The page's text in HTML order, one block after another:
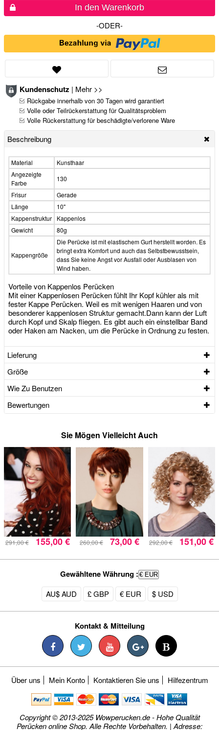
In den Warenkorb
-ODER-
Kundenschutz | Mehr >>
Rückgabe innerhalb von 30 Tagen wird garantiert
Volle oder Teilrückerstattung für Qualitätsproblem
Volle Rückerstattung für beschädigte/verlorene Ware
Beschreibung
Material
Kunsthaar
Angezeigte
Farbe
130
Frisur
Gerade
Länge
10"
Kappenstruktur
Kappenlos
Gewicht
80g
Kappengröße
Die Perücke ist mit elastischem Gurt herstellt worden. Es
bringt extra Komfort und auch das Selbstbewusstsein,
dass Sie keine Angst vor Ausfall oder Ausblasen von
Wind haben.
Vorteile von Kappenlos Perücken
Mit einer Kappenlosen Perücken fühlt Ihr Kopf kühler als mit
fester Kappe Perücken. Weil es mit wenigen Haaren und von
besonderer kappenlosen Struktur gemacht.Dann kann der Luft
durch Kopf und Skalp fliegen. Es gibt auch ein einstellbar Band
oder Haken am Nacken, um die Perücke in Ordnung zu festen.
Lieferung
Größe
Wie Zu Benutzen
Bewertungen
Sie Mögen Vielleicht Auch
291,00 € 155,00 € 260,00 € 73,00 € 292,00 € 151,00 €
Gewähltene Währung : € EUR
AU$ AUD £ GBP € EUR $ USD
Kontakt & Mitteilung
Über uns Mein Konto Kontaktieren Sie uns Hilfezentrum
Copyright © 2013-2025 Wowperucken.de - Hohe Qualität
Perücken online Shop. Alle Rechte Vorbehalten. | Adresse: